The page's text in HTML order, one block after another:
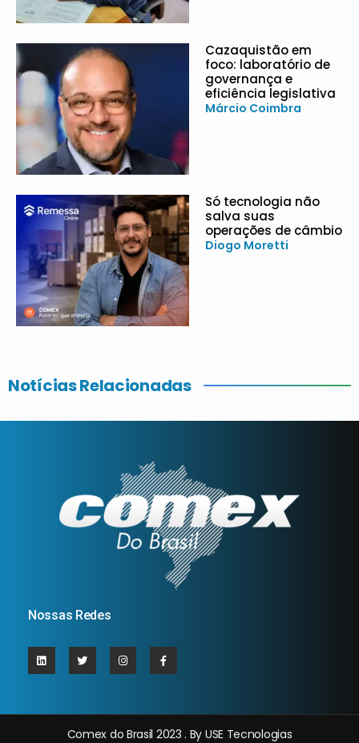
Cazaquistão em
foco: laboratório de
governança e
eficiência legislativa
Márcio Coimbra
Só tecnologia não
salva suas
operações de câmbio
Diogo Moretti
Notícias Relacionadas
Nossas Redes
Comex do Brasil 2023 . By USE Tecnologias